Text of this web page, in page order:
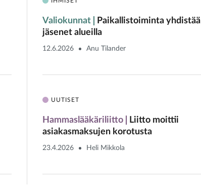
Valiokunnat
Paikallistoiminta yhdistää
jäsenet alueilla
12.6.2026 Anu Tilander
UUTISET
Hammaslääkäriliitto
Liitto moittii
asiakasmaksujen korotusta
23.4.2026 Heli Mikkola